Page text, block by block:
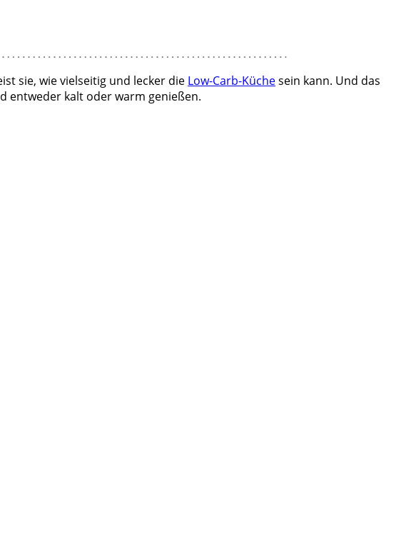
sie, wie vielseitig und lecker die Low-Carb-Küchesein kann. Und das
entweder kalt oder warm genießen.